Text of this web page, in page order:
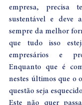
empresa, precisa
sustentável e deve
sempre da melhor
que tudo isso
empresários e
Enquanto que é
nestes últimos que o
questão seja
Este não quer